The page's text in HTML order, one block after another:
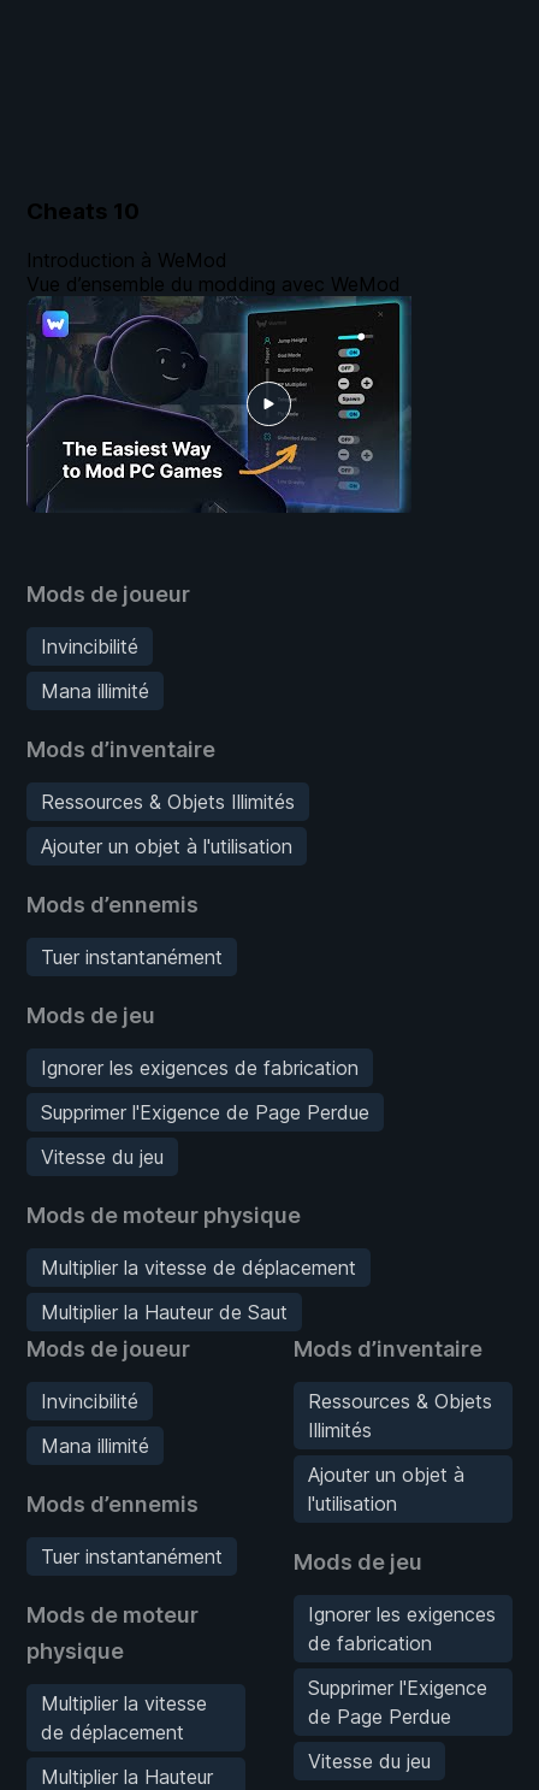
Cheats 10
Mods de joueur
Invincibilité
Mana illimité
Mods d’inventaire
Ressources & Objets Illimités
Ajouter un objet à l'utilisation
Mods d’ennemis
Tuer instantanément
Mods de jeu
Ignorer les exigences de fabrication
Supprimer l'Exigence de Page Perdue
Vitesse du jeu
Mods de moteur physique
Multiplier la vitesse de déplacement
Multiplier la Hauteur de Saut
Mods de joueur
Invincibilité
Mana illimité
Mods d’ennemis
Tuer instantanément
Mods de moteur
physique
Multiplier la vitesse
de déplacement
Multiplier la Hauteur
Mods d’inventaire
Ressources & Objets
Illimités
Ajouter un objet à
l'utilisation
Mods de jeu
Ignorer les exigences
de fabrication
Supprimer l'Exigence
de Page Perdue
Vitesse du jeu
Introduction à WeMod
Vue d’ensemble du modding avec WeMod